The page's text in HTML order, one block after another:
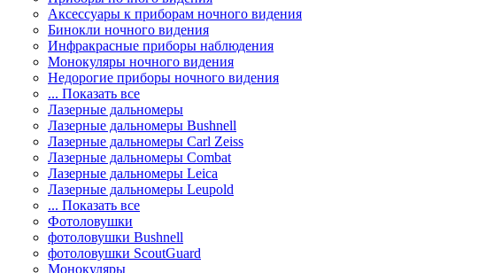
Аксессуары к приборам ночного видения
Бинокли ночного видения
Инфракрасные приборы наблюдения
Монокуляры ночного видения
Недорогие приборы ночного видения
... Показать все
Лазерные дальномеры
Лазерные дальномеры Bushnell
Лазерные дальномеры Carl Zeiss
Лазерные дальномеры Combat
Лазерные дальномеры Leica
Лазерные дальномеры Leupold
... Показать все
Фотоловушки
фотоловушки Bushnell
фотоловушки ScoutGuard
Монокуляры